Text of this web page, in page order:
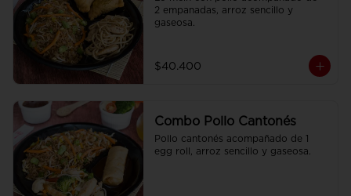
2 empanadas, arroz sencillo y
gaseosa.
$40.400
Combo Pollo Cantonés
Pollo cantonés acompañado de 1
egg roll, arroz sencillo y gaseosa.